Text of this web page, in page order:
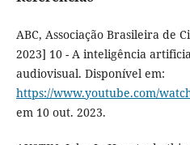
ABC, Associação Brasileira de
2023] 10 - A inteligência
audiovisual. Disponível em:
https://www.youtube.com/
em 10 out. 2023.